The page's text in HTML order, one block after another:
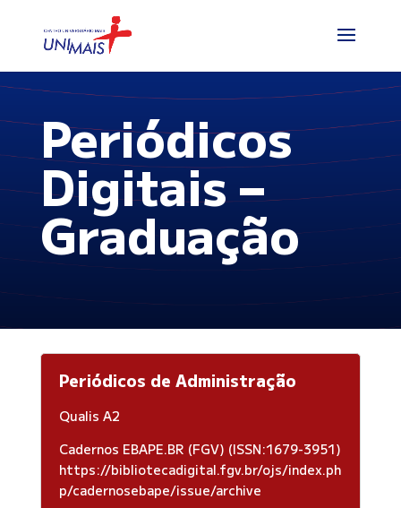
Periódicos
Digitais –
Graduação
Periódicos de Administração
Qualis A2
Cadernos EBAPE.BR (FGV) (ISSN:1679-3951)
https://bibliotecadigital.fgv.br/ojs/index.ph
p/cadernosebape/issue/archive